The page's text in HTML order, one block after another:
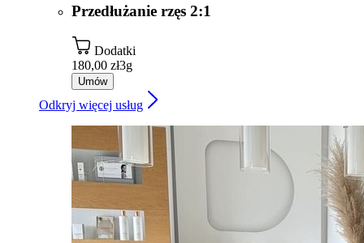
Przedłużanie rzęs 2:1
Dodatki
180,00 zł3g
Umów
Odkryj więcej usług